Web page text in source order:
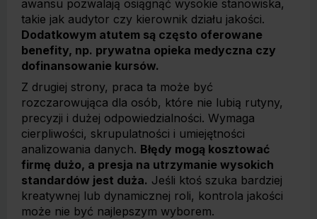
awansu pozwalają osiągnąć wysokie stanowiska,
takie jak audytor czy kierownik działu jakości.
Dodatkowym atutem są często oferowane
benefity, np. prywatna opieka medyczna czy
dofinansowanie kursów.
Z drugiej strony, praca ta może być
rozczarowująca dla osób, które nie lubią rutyny,
precyzji i dużej odpowiedzialności. Wymaga
cierpliwości, skrupulatności i umiejętności
analizowania danych. Błędy mogą kosztować
firmę dużo, a presja na utrzymanie wysokich
standardów jest duża. Jeśli ktoś szuka bardziej
kreatywnej lub dynamicznej roli, kontrola jakości
może nie być najlepszym wyborem.